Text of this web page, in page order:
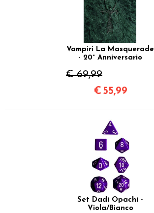
Vampiri La Masquerade
- 20° Anniversario
€ 69,99
€ 55,99
Set Dadi Opachi -
Viola/Bianco